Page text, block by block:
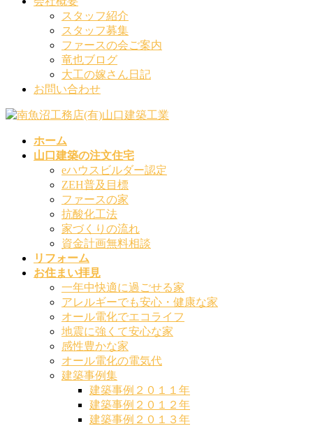
スタッフ紹介
スタッフ募集
ファースの会ご案内
竜也ブログ
大工の嫁さん日記
お問い合わせ
ホーム
山口建築の注文住宅
eハウスビルダー認定
ZEH普及目標
ファースの家
抗酸化工法
家づくりの流れ
資金計画無料相談
リフォーム
お住まい拝見
一年中快適に過ごせる家
アレルギーでも安心・健康な家
オール電化でエコライフ
地震に強くて安心な家
感性豊かな家
オール電化の電気代
建築事例集
建築事例２０１１年
建築事例２０１２年
建築事例２０１３年